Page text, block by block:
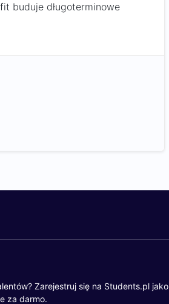
buduje długoterminowe
Zarejestruj się na Students.pl jako
za darmo.